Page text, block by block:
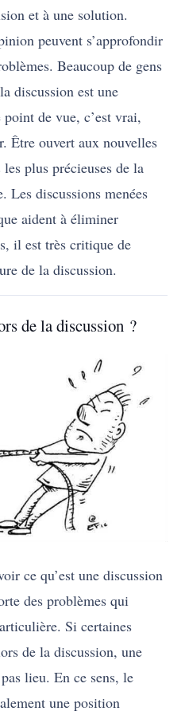
et à une solution.
peuvent s’approfondir
Beaucoup de gens
discussion est une
de vue, c’est vrai,
Être ouvert aux nouvelles
plus précieuses de la
Les discussions menées
aident à éliminer
il est très critique de
de la discussion.
de la discussion ?
ce qu’est une discussion
des problèmes qui
Si certaines
de la discussion, une
lieu. En ce sens, le
une position